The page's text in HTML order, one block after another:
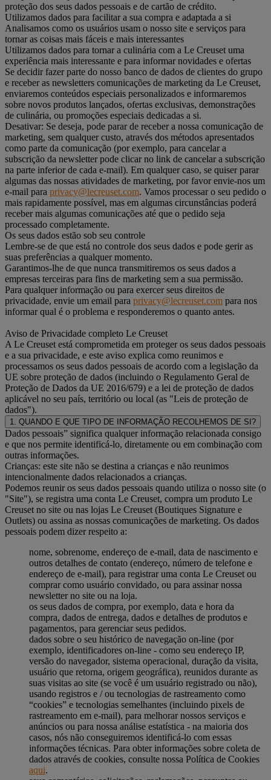
proteção dos seus dados pessoais e de cartão de crédito.
Utilizamos dados para facilitar a sua compra e adaptada a si
Analisamos como os usuários usam o nosso site e serviços para
tornar as coisas mais fáceis e mais interessantes
Utilizamos dados para tornar a culinária com a Le Creuset uma
experiência mais interessante e para informar novidades e ofertas
Se decidir fazer parte do nosso banco de dados de clientes do grupo
e receber as newsletters comunicações de marketing da Le Creuset,
enviaremos conteúdos especiais personalizados e informaremos
sobre novos produtos lançados, ofertas exclusivas, demonstrações
de culinária, ou promoções especiais dedicadas a si.
Desativar: Se deseja, pode parar de receber a nossa comunicação de
marketing, sem qualquer custo, através dos métodos apresentados
como parte da comunicação (por exemplo, para cancelar a
subscrição da newsletter pode clicar no link de cancelar a subscrição
na parte inferior de cada e-mail). Em qualquer caso, se quiser parar
algumas das nossas atividades de marketing, por favor envie-nos um
e-mail para privacy@lecreuset.com. Vamos processar o seu pedido o
mais rapidamente possível, mas em algumas circunstâncias poderá
receber mais algumas comunicações até que o pedido seja
processado completamente.
Os seus dados estão sob seu controle
Lembre-se de que está no controle dos seus dados e pode gerir as
suas preferências a qualquer momento.
Garantimos-lhe de que nunca transmitiremos os seus dados a
empresas terceiras para fins de marketing sem a sua permissão.
Para qualquer informação ou para exercer seus direitos de
privacidade, envie um email para privacy@lecreuset.com para nos
informar qual é o problema e responderemos o quanto antes.
Aviso de Privacidade completo Le Creuset
A Le Creuset está comprometida em proteger os seus dados pessoais
e a sua privacidade, e este aviso explica como reunimos e
processamos os seus dados pessoais de acordo com a legislação da
UE sobre proteção de dados (incluindo o Regulamento Geral de
Proteção de Dados da UE 2016/679) e a lei de proteção de dados
aplicável no seu país, território ou local (as "Leis de proteção de
dados").
1. QUANDO E QUE TIPO DE INFORMAÇÃO RECOLHEMOS DE SI?
Dados pessoais” significa qualquer informação relacionada consigo
e que nos permite identificá-lo, diretamente ou em combinação com
outras informações.
Crianças: este site não se destina a crianças e não reunimos
intencionalmente dados relacionados a crianças.
Podemos reunir os seus dados pessoais quando utiliza o nosso site (o
"Site"), se registra uma conta Le Creuset, compra um produto Le
Creuset no site ou nas lojas Le Creuset (Boutiques Signature e
Outlets) ou assina as nossas comunicações de marketing. Os dados
pessoais podem dizer respeito a:
nome, sobrenome, endereço de e-mail, data de nascimento e
outros detalhes de contato (endereço, número de telefone e
endereço de e-mail), para registrar uma conta Le Creuset ou
comprar como usuário convidado, ou para assinar nossa
newsletter no site ou na loja.
os seus dados de compra, por exemplo, data e hora da
compra, dados de entrega, dados e detalhes de produtos e
pagamentos, para gerenciar seus pedidos.
dados sobre o seu histórico de navegação on-line (por
exemplo, identificadores on-line - como seu endereço IP,
versão do navegador, sistema operacional, duração da visita,
usuário que retorna, origem geográfica), reunidos durante as
suas visitas ao site (se você é um usuário registrado ou não),
usando registros e / ou tecnologias de rastreamento como
“cookies” e tecnologias semelhantes (incluindo pixels de
rastreamento em e-mail), para melhorar nossos serviços e
anúncios ou para nossa análise estatística - na maioria dos
casos, nós não conseguiremos identificá-lo com essas
informações técnicas. Para obter informações sobre coleta de
dados através de cookies, consulte nossa Política de Cookies
aqui.